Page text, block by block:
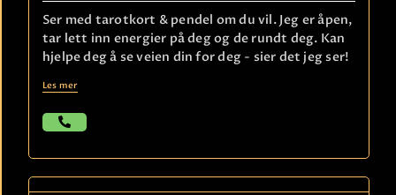
Ser med tarotkort & pendel om du vil. Jeg er åpen,
tar lett inn energier på deg og de rundt deg. Kan
hjelpe deg å se veien din for deg - sier det jeg ser!
Les mer